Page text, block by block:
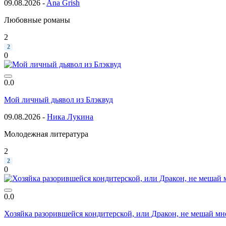
09.08.2026 - Ana Grish
Любовные романы
2
2
0
0.0
Мой личный дьявол из Блэквуд
09.08.2026 - Ника Лукина
Молодежная литература
2
2
0
0.0
Хозяйка разорившейся кондитерской, или Дракон, не мешай